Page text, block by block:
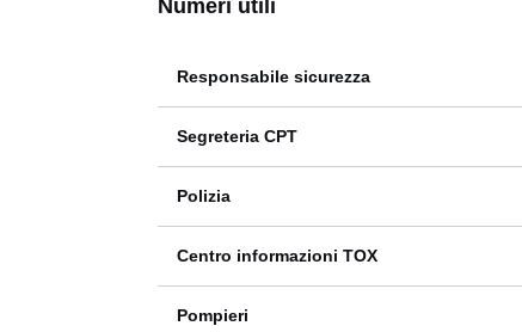
Numeri utili
Responsabile sicurezza
Segreteria CPT
Polizia
Centro informazioni TOX
Pompieri